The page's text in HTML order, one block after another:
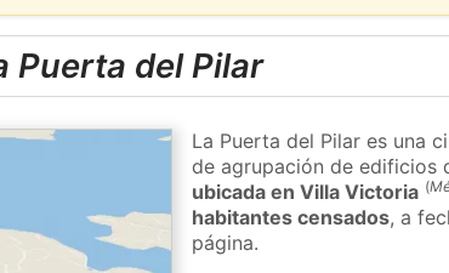
Puerta del Pilar
La Puerta del Pilar es una
de agrupación de edificios
ubicada en Villa Victoria (
habitantes censados, a
página.